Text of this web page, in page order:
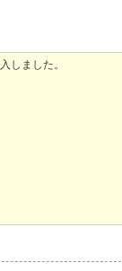
しました。